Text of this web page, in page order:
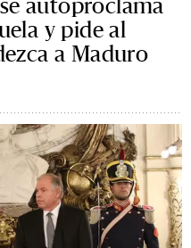
y pide al
a Maduro